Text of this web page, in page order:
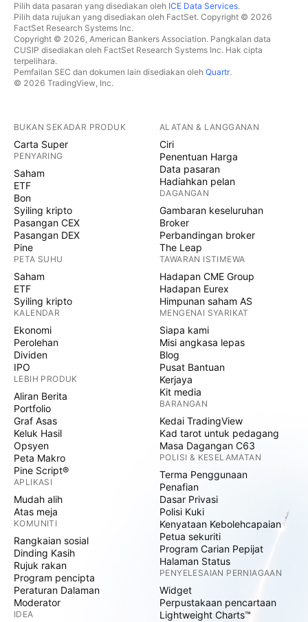
Pilih data pasaran yang disediakan oleh ICE Data Services.
Pilih data rujukan yang disediakan oleh FactSet. Copyright © 2026
FactSet Research Systems Inc.
Copyright © 2026, American Bankers Association. Pangkalan data
CUSIP disediakan oleh FactSet Research Systems Inc. Hak cipta
terpelihara.
Pemfailan SEC dan dokumen lain disediakan oleh Quartr.
© 2026 TradingView, Inc.
BUKAN SEKADAR PRODUK
Carta Super
PENYARING
Saham
ETF
Bon
Syiling kripto
Pasangan CEX
Pasangan DEX
Pine
PETA SUHU
Saham
ETF
Syiling kripto
KALENDAR
Ekonomi
Perolehan
Dividen
IPO
LEBIH PRODUK
Aliran Berita
Portfolio
Graf Asas
Keluk Hasil
Opsyen
Peta Makro
Pine Script®
APLIKASI
Mudah alih
Atas meja
KOMUNITI
Rangkaian sosial
Dinding Kasih
Rujuk rakan
Program pencipta
Peraturan Dalaman
Moderator
IDEA
ALATAN & LANGGANAN
Ciri
Penentuan Harga
Data pasaran
Hadiahkan pelan
DAGANGAN
Gambaran keseluruhan
Broker
Perbandingan broker
The Leap
TAWARAN ISTIMEWA
Hadapan CME Group
Hadapan Eurex
Himpunan saham AS
MENGENAI SYARIKAT
Siapa kami
Misi angkasa lepas
Blog
Pusat Bantuan
Kerjaya
Kit media
BARANGAN
Kedai TradingView
Kad tarot untuk pedagang
Masa Dagangan C63
POLISI & KESELAMATAN
Terma Penggunaan
Penafian
Dasar Privasi
Polisi Kuki
Kenyataan Kebolehcapaian
Petua sekuriti
Program Carian Pepijat
Halaman Status
PENYELESAIAN PERNIAGAAN
Widget
Perpustakaan pencartaan
Lightweight Charts™